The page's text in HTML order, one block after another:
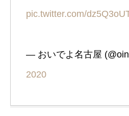
pic.twitter.com/
— おいでよ名古屋
2020